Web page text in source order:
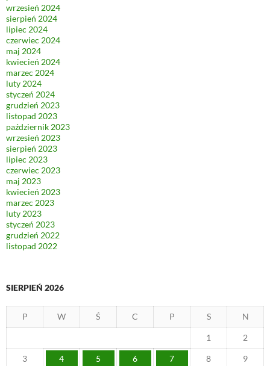
wrzesień 2024
sierpień 2024
lipiec 2024
czerwiec 2024
maj 2024
kwiecień 2024
marzec 2024
luty 2024
styczeń 2024
grudzień 2023
listopad 2023
październik 2023
wrzesień 2023
sierpień 2023
lipiec 2023
czerwiec 2023
maj 2023
kwiecień 2023
marzec 2023
luty 2023
styczeń 2023
grudzień 2022
listopad 2022
SIERPIEŃ 2026
P W Ś C P S N
1 2
3 4 5 6 7 8 9